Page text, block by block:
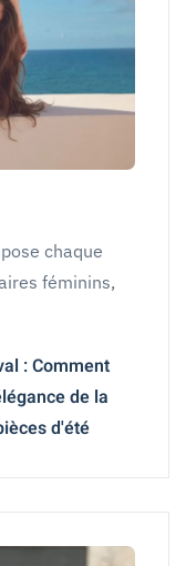
chaque
féminins,
: Comment
de la
d'été